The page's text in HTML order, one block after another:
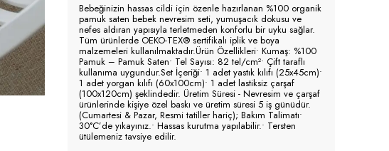
Bebeğinizin hassas cildi için özenle hazırlanan %100 organik
pamuk saten bebek nevresim seti, yumuşacık dokusu ve
nefes aldıran yapısıyla terletmeden konforlu bir uyku sağlar.
Tüm ürünlerde OEKO-TEX® sertifikalı iplik ve boya
malzemeleri kullanılmaktadır.Ürün Özellikleri• Kumaş: %100
Pamuk – Pamuk Saten• Tel Sayısı: 82 tel/cm²• Çift taraflı
kullanıma uygundur.Set İçeriği• 1 adet yastık kılıfı (25x45cm)•
1 adet yorgan kılıfı (60x100cm)• 1 adet lastiksiz çarşaf
(100x120cm) şeklindedir. Üretim Süresi - Nevresim ve çarşaf
ürünlerinde kişiye özel baskı ve üretim süresi 5 iş günüdür.
(Cumartesi & Pazar, Resmi tatiller hariç); Bakım Talimatı•
30°C’de yıkayınız.• Hassas kurutma yapılabilir.• Tersten
ütülemeniz tavsiye edilir.